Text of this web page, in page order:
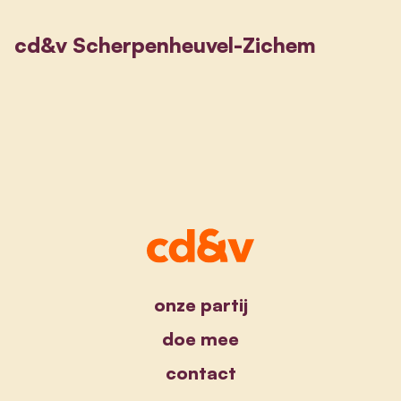
cd&v Scherpenheuvel-Zichem
onze partij
doe mee
contact